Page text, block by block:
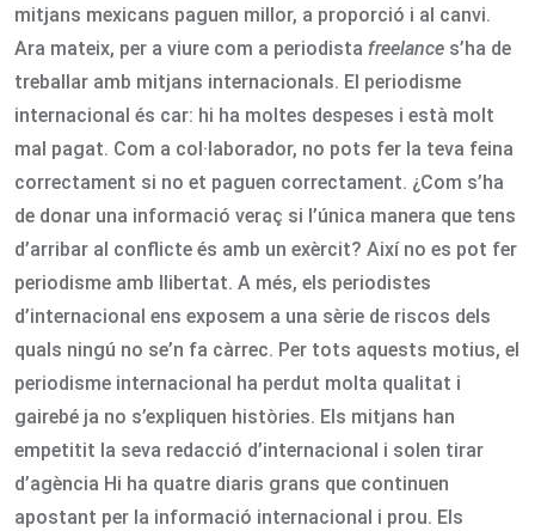
mitjans mexicans paguen millor, a proporció i al canvi.
Ara mateix, per a viure com a periodista freelance s’ha de
treballar amb mitjans internacionals. El periodisme
internacional és car: hi ha moltes despeses i està molt
mal pagat. Com a col·laborador, no pots fer la teva feina
correctament si no et paguen correctament. ¿Com s’ha
de donar una informació veraç si l’única manera que tens
d’arribar al conflicte és amb un exèrcit? Així no es pot fer
periodisme amb llibertat. A més, els periodistes
d’internacional ens exposem a una sèrie de riscos dels
quals ningú no se’n fa càrrec. Per tots aquests motius, el
periodisme internacional ha perdut molta qualitat i
gairebé ja no s’expliquen històries. Els mitjans han
empetitit la seva redacció d’internacional i solen tirar
d’agència Hi ha quatre diaris grans que continuen
apostant per la informació internacional i prou. Els